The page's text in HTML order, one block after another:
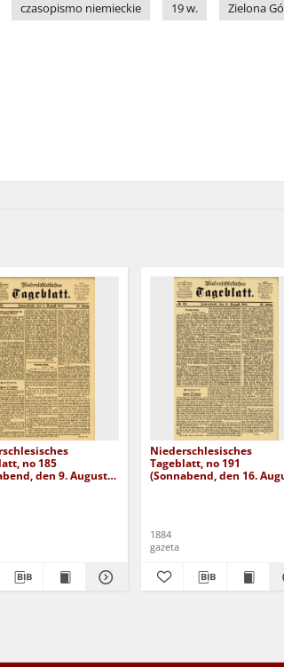
czasopismo niemieckie 19 w. Zielona
no 185
den 9. August
Niederschlesisches
Tageblatt, no 191
(Sonnabend, den 16.
1884
gazeta